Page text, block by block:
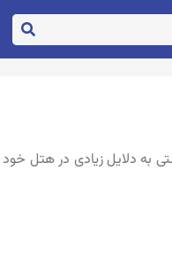
دلایل زیادی در هتل خود